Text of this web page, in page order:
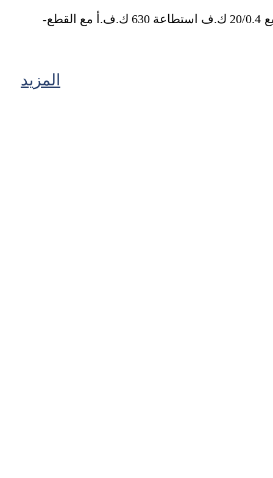
-المصادقة على العقد المبرم لصالح المؤسسة العامة لنقل وتوزيع الكهرباء لتوريد /150/ محولة توزيع 20/0.4 ك.ف استطاعة 630 ك.ف.أ مع القطع
المزيد